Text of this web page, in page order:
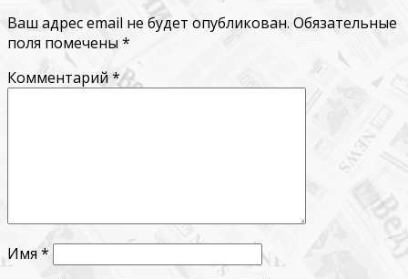
Ваш адрес email не будет опубликован. Обязательные
поля помечены*
Комментарий*
Имя*